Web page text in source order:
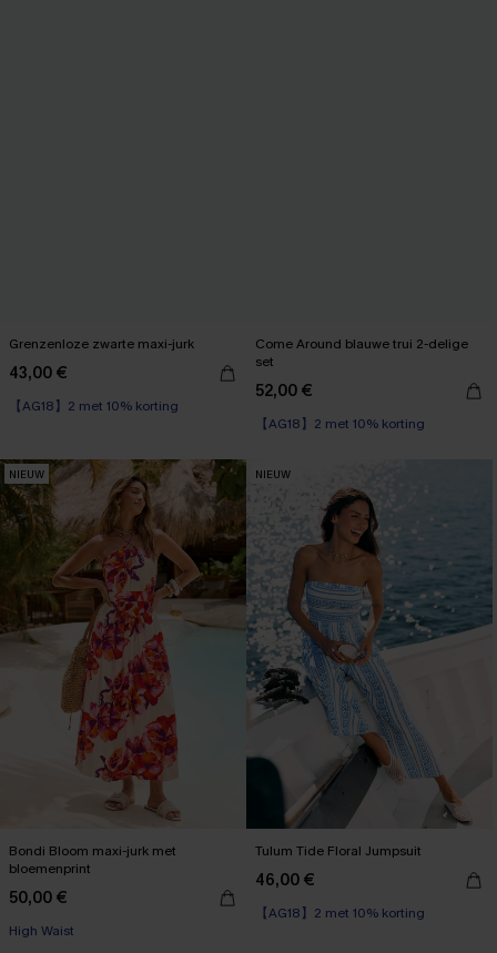
Grenzenloze zwarte maxi-jurk
43,00 €
【AG18】2 met 10% korting
Come Around blauwe trui 2-delige
set
52,00 €
【AG18】2 met 10% korting
NIEUW
Bondi Bloom maxi-jurk met
bloemenprint
50,00 €
【AG18】2 met 10% korting
NIEUW
Tulum Tide Floral Jumpsuit
46,00 €
【AG18】2 met 10% korting